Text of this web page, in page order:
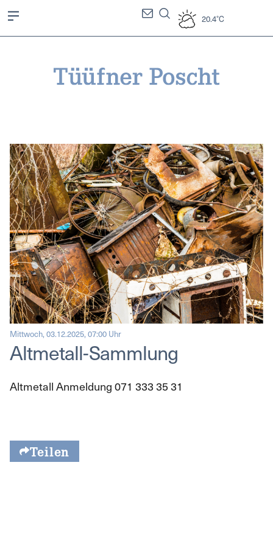
20.4°C
Mittwoch, 03.12.2025, 07:00 Uhr
Altmetall-Sammlung
Altmetall Anmeldung 071 333 35 31
Teilen